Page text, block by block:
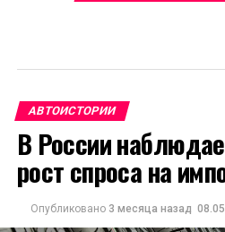
АВТОИСТОРИИ
В России
рост спроса на
Опубликовано 3 месяца назад